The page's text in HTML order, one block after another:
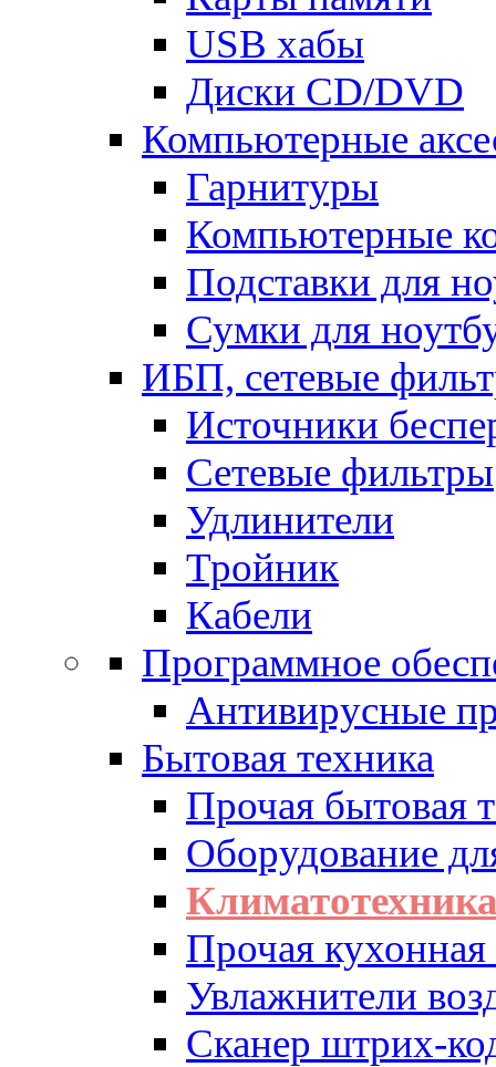
USB хабы
Диски CD/DVD
Компьютерные
Гарнитуры
Компьютерные
Подставки для
Сумки для
ИБП, сетевые
Источники
Сетевые фильтры
Удлинители
Тройник
Кабели
Программное
Антивирусные
Бытовая техника
Прочая бытовая
Оборудование
Прочая кухонная
Увлажнители
Сканер штрих-